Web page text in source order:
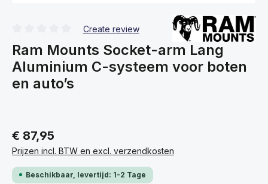
Gemiddelde waardering van 0 van 5 sterren
Create review
Ram Mounts Socket-arm Lang
Aluminium C-systeem voor boten
en auto’s
€ 87,95
Prijzen incl. BTW en excl. verzendkosten
Beschikbaar, levertijd: 1-2 Tage